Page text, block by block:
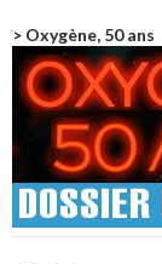
> Oxygène, 50 ans